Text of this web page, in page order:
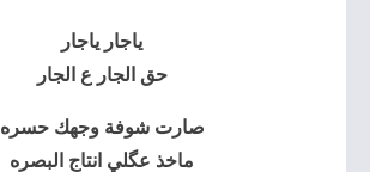
ياجار ياجار
حق الجار ع الجار
صارت شوفة وجهك حسره
ماخذ عگلي انتاج البصره